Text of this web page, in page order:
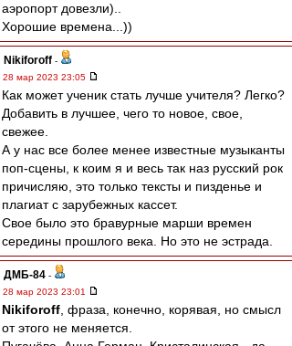
аэропорт довезли)..
Хорошие времена...))
Nikiforoff -
28 мар 2023 23:05
Как может ученик стать лучше учителя? Легко?
Добавить в лучшее, чего то новое, свое,
свежее.
А у нас все более менее известные музыканты
поп-сцены, к коим я и весь так наз русский рок
причисляю, это только тексты и пизденье и
плагиат с зарубежных кассет.
Свое было это бравурные марши времен
середины прошлого века. Но это не эстрада.
ДМБ-84 -
28 мар 2023 23:01
Nikiforoff , фраза, конечно, корявая, но смысл
от этого не меняется.